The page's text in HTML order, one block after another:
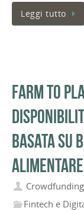
Leggi tutto
Farm to
basata su
alimentare
Fintech e